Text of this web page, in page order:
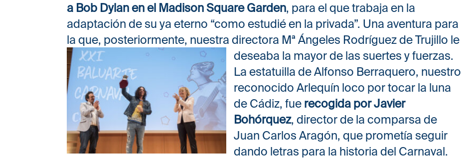
a Bob Dylan en el Madison Square Garden, para el que trabaja en la
adaptación de su ya eterno “como estudié en la privada”. Una aventura para
la que, posteriormente, nuestra directora Mª Ángeles Rodríguez de Trujillo le
deseaba la mayor de las suertes y fuerzas.
La estatuilla de Alfonso Berraquero, nuestro
reconocido Arlequín loco por tocar la luna
de Cádiz, fue recogida por Javier
Bohórquez, director de la comparsa de
Juan Carlos Aragón, que prometía seguir
dando letras para la historia del Carnaval.